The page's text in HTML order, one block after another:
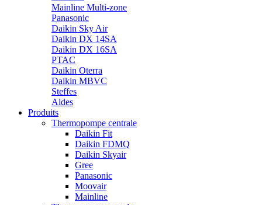
Mainline Multi-zone
Panasonic
Daikin Sky Air
Daikin DX 14SA
Daikin DX 16SA
PTAC
Daikin Oterra
Daikin MBVC
Steffes
Aldes
Produits
Thermopompe centrale
Daikin Fit
Daikin FDMQ
Daikin Skyair
Gree
Panasonic
Moovair
Mainline